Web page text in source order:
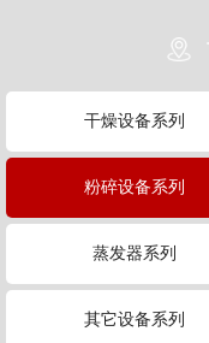
干燥设备系列
粉碎设备系列
蒸发器系列
其它设备系列